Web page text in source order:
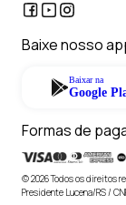
Baixe nosso
Baixar na
Google
Formas de
© 2026 Todos os direitos
Presidente Lucena/RS /